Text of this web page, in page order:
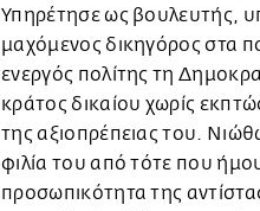
Υπηρέτησε ως βουλευτής,
μαχόμενος δικηγόρος στα
ενεργός πολίτης τη
κράτος δικαίου χωρίς
της αξιοπρέπειας του.
φιλία του από τότε που
προσωπικότητα της